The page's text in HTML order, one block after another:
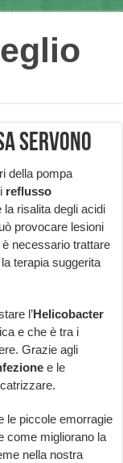
servono
della pompa
reflusso
la risalita degli acidi
provocare lesioni
è necessario trattare
terapia suggerita
l’Helicobacter
e che è tra i
Grazie agli
e le
le piccole emorragie
come migliorano la
nella nostra